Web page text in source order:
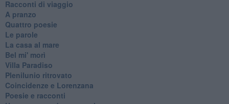
Racconti di viaggio
A pranzo
Quattro poesie
Le parole
La casa al mare
Bel mi' morì
Villa Paradiso
Plenilunio ritrovato
Coincidenze e Lorenzana
Poesie e racconti